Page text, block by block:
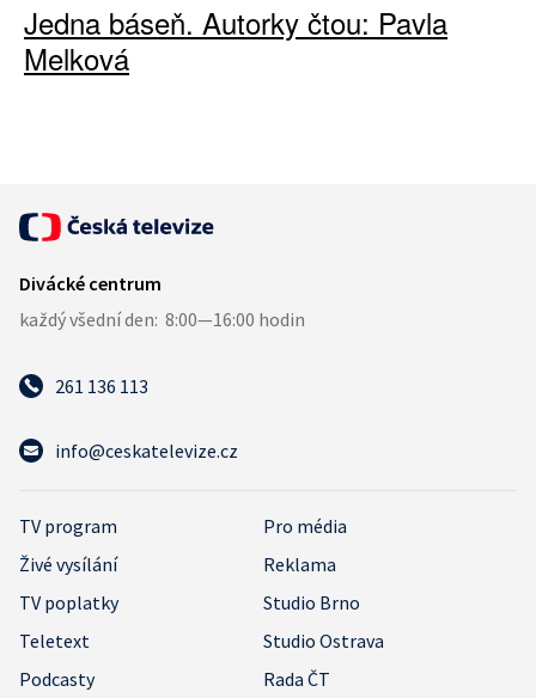
Jedna báseň. Autorky čtou: Pavla
Melková
261 136 113
info@ceskatelevize.cz
TV program
Pro média
Živé vysílání
Reklama
TV poplatky
Studio Brno
Teletext
Studio Ostrava
Podcasty
Rada ČT